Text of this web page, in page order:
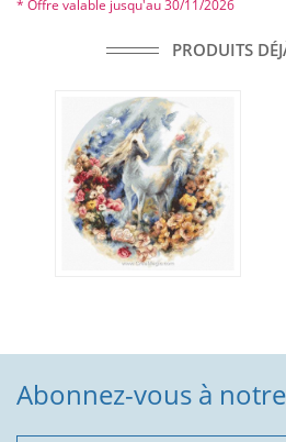
* Offre valable jusqu'au 30/11/2026
PRODUITS
Abonnez-vous à notre